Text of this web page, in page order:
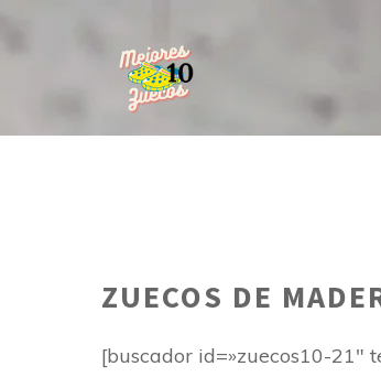
al
ZUECOS DE
[buscador id=»zuecos10-